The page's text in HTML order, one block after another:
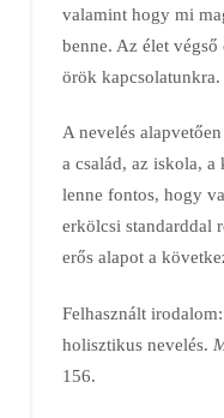
valamint hogy mi
benne. Az élet
örök kapcsolatunkra.
A nevelés
a család, az iskola, a
lenne fontos, hogy
erkölcsi standarddal
erős alapot a
Felhasznált
holisztikus nevelés.
156.